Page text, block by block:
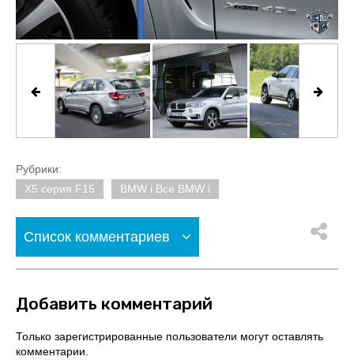
Рубрики:
X5 серия F15
BMW i Все BMW i
Список комментариев
Добавить комментарий
Только зарегистрированные пользователи могут оставлять
комментарии.